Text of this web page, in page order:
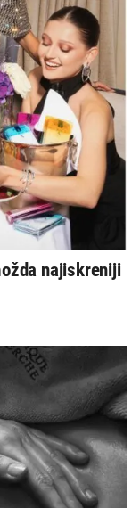
najiskreniji